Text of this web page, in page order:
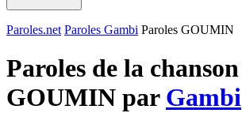
Paroles.net Paroles Gambi Paroles GOUMIN
Paroles de la chanson
GOUMIN par Gambi